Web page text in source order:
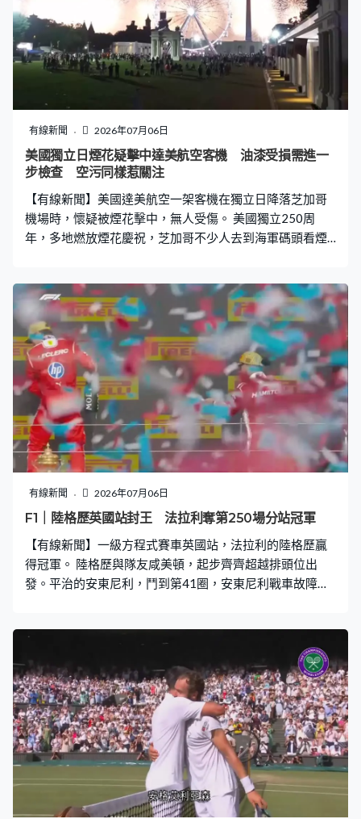
夠鐘，保住發球局就贏，速戰速決，網前控制形勢，連殺
兩板，趕及即日打完。決勝分賓絲接發失敗，歌芙贏6比
4，盤數反勝2比1，8強鬥同樣來自美國的佩古拉。
有線新聞 2026年07月06日
美國獨立日煙花疑擊中達美航空客機 油漆受損需進一
步檢查 空污同樣惹關注
【有線新聞】美國達美航空一架客機在獨立日降落芝加哥
機場時，懷疑被煙花擊中，無人受傷。 美國獨立250周
年，多地燃放煙花慶祝，芝加哥不少人去到海軍碼頭看煙
半準備降落芝加哥機場，降至距離地面約60米時200英
尺，機師向控制塔報告，懷疑客機被煙花擊中。機師向控
制塔稱：「飛機剛被煙花擊中，我們在飛機上聽到巨響，
到登機口後需要檢查。」機師稱感覺到機身下方好像曾有
煙花爆炸，客機載著52名乘客和6名機組人員由阿特蘭大
起飛，無人受傷，機身表面油漆有輕微受損，需進一步檢
查機身內有否受影響，芝加哥機場之後有多架客機都報告
幾乎被煙花擊中。 煙花匯演亦造成嚴重空氣污染，首都華
盛頓的慶祝晚會後，燃放超過85萬枚煙花，歷時40分鐘，
導致華盛頓懸浮粒子濃度飆升，能見度極低，空氣質素
差，一度發布第三高的空氣污染紅色警告。
有線新聞 2026年07月06日
F1｜陸格歷英國站封王 法拉利奪第250場分站冠軍
【有線新聞】一級方程式賽車英國站，法拉利的陸格歷贏
得冠軍。 陸格歷與隊友咸美頓，起步齊齊超越排頭位出
發。平治的安東尼利，鬥到第41圈，安東尼利戰車故障，
旗。 安全車帶到尾下，陸格歷率先衝線，2024年後再次站
上頒獎台最高一級，亦是法拉利第250個分站冠軍，羅
素、咸美頓分別得第二、三。